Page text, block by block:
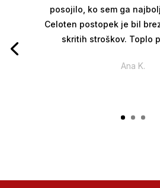
posojilo, ko sem ga
Celoten postopek je bil
skritih stroškov. Toplo
Ana K.